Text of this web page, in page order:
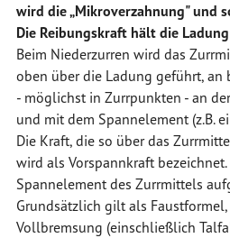
wird die „Mikroverzahnung" und
Die Reibungskraft hält die
Beim Niederzurren wird das
oben über die Ladung geführt, an
- möglichst in Zurrpunkten - an
und mit dem Spannelement (z.B.
Die Kraft, die so über das
wird als Vorspannkraftbezeichnet.
Spannelement des Zurrmittels
Grundsätzlich gilt als
Vollbremsung (einschließlich